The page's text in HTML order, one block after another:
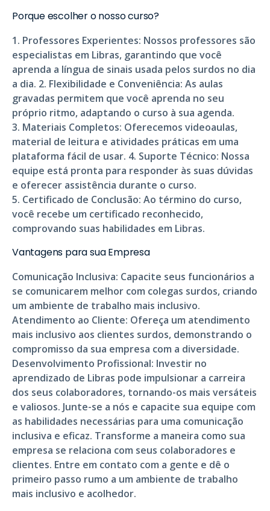
Porque escolher o nosso curso?
1. Professores Experientes: Nossos professores são
especialistas em Libras, garantindo que você
aprenda a língua de sinais usada pelos surdos no dia
a dia. 2. Flexibilidade e Conveniência: As aulas
gravadas permitem que você aprenda no seu
próprio ritmo, adaptando o curso à sua agenda.
3. Materiais Completos: Oferecemos videoaulas,
material de leitura e atividades práticas em uma
plataforma fácil de usar. 4. Suporte Técnico: Nossa
equipe está pronta para responder às suas dúvidas
e oferecer assistência durante o curso.
5. Certificado de Conclusão: Ao término do curso,
você recebe um certificado reconhecido,
comprovando suas habilidades em Libras.
Vantagens para sua Empresa
Comunicação Inclusiva: Capacite seus funcionários a
se comunicarem melhor com colegas surdos, criando
um ambiente de trabalho mais inclusivo.
Atendimento ao Cliente: Ofereça um atendimento
mais inclusivo aos clientes surdos, demonstrando o
compromisso da sua empresa com a diversidade.
Desenvolvimento Profissional: Investir no
aprendizado de Libras pode impulsionar a carreira
dos seus colaboradores, tornando-os mais versáteis
e valiosos. Junte-se a nós e capacite sua equipe com
as habilidades necessárias para uma comunicação
inclusiva e eficaz. Transforme a maneira como sua
empresa se relaciona com seus colaboradores e
clientes. Entre em contato com a gente e dê o
primeiro passo rumo a um ambiente de trabalho
mais inclusivo e acolhedor.